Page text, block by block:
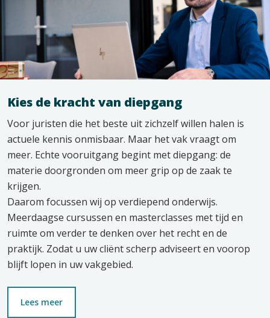
Kies de kracht van diepgang
Voor juristen die het beste uit zichzelf willen halen is
actuele kennis onmisbaar. Maar het vak vraagt om
meer. Echte vooruitgang begint met diepgang: de
materie doorgronden om meer grip op de zaak te
krijgen.
Daarom focussen wij op verdiepend onderwijs.
Meerdaagse cursussen en masterclasses met tijd en
ruimte om verder te denken over het recht en de
praktijk. Zodat u uw cliënt scherp adviseert en voorop
blijft lopen in uw vakgebied.
Lees meer